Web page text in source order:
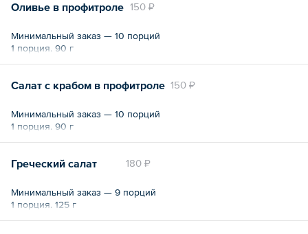
150 ₽
Оливье в профитроле
Минимальный заказ — 10 порций
1 порция. 90 г
150 ₽
Салат с крабом в профитроле
Минимальный заказ — 10 порций
1 порция. 90 г
180 ₽
Греческий салат
Минимальный заказ — 9 порций
1 порция. 125 г